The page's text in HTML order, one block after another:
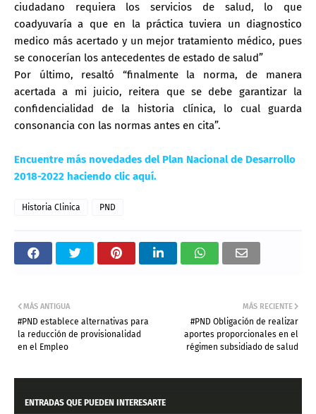
ciudadano requiera los servicios de salud, lo que
coadyuvaría a que en la práctica tuviera un diagnostico
medico más acertado y un mejor tratamiento médico, pues
se conocerían los antecedentes de estado de salud”
Por último, resaltó “finalmente la norma, de manera
acertada a mi juicio, reitera que se debe garantizar la
confidencialidad de la historia clínica, lo cual guarda
consonancia con las normas antes en cita”.
Encuentre más novedades del Plan Nacional de Desarrollo
2018-2022 haciendo clic aquí.
Historia Clinica PND
MÁS RECIENTE
#PND Obligación de realizar
aportes proporcionales en el
régimen subsidiado de salud
MÁS ANTIGUA
#PND establece alternativas para
la reducción de provisionalidad
en el Empleo
ENTRADAS QUE PUEDEN INTERESARTE